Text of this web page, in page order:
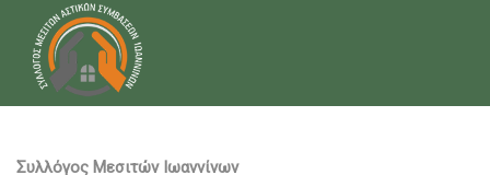
Συλλόγος Μεσιτών Ιωαννίνων